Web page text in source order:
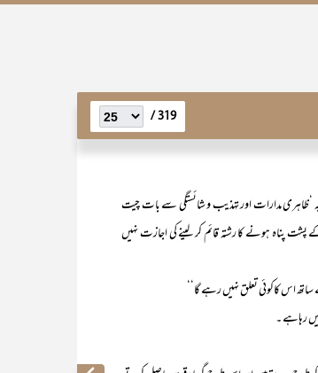
319 /
‘ظاہری مدارات اور تہذیب و شائستگی سے بات چیت
پناہ ہونے کا رشتہ قائم کر لینے کی اجازت نہیں
اس کاکوئی تعلق نہیں رہے گا‘‘
رہاہے ۔